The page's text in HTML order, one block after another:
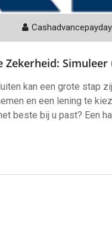
Zekerheid:
kan een grote stap
en een lening te
beste bij u past? Een